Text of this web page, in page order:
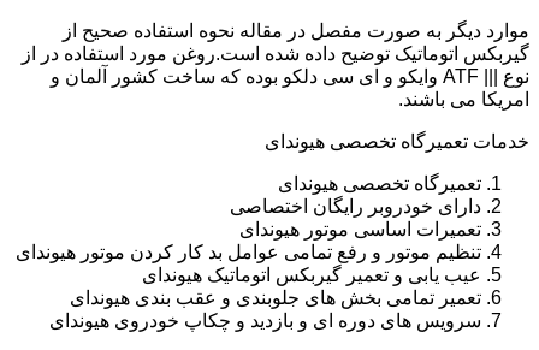
موارد دیگر به صورت مفصل در مقاله نحوه استفاده صحیح از
گیربکس اتوماتیک توضیح داده شده است.روغن مورد استفاده در از
نوع ||| ATF وایکو و ای سی دلکو بوده که ساخت کشور آلمان و
امریکا می باشند.
خدمات تعمیرگاه تخصصی هیوندای
تعمیرگاه تخصصی هیوندای
دارای خودروبر رایگان اختصاصی
تعمیرات اساسی موتور هیوندای
تنظیم موتور و رفع تمامی عوامل بد کار کردن موتور هیوندای
عیب یابی و تعمیر گیربکس اتوماتیک هیوندای
تعمیر تمامی بخش های جلوبندی و عقب بندی هیوندای
سرویس های دوره ای و بازدید و چکاپ خودروی هیوندای